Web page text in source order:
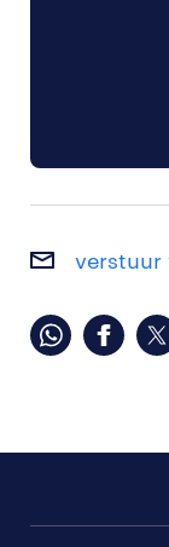
verstuur